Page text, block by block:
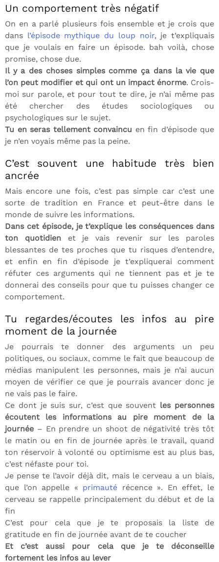
Un comportement très négatif
On en a parlé plusieurs fois ensemble et je crois que
dans l’épisode mythique du loup noir, je t’expliquais
que je voulais en faire un épisode. bah voilà, chose
promise, chose due.
Il y a des choses simples comme ça dans la vie que
l’on peut modifier et qui ont un impact énorme. Crois-
moi sur parole, et pour tout te dire, je n’ai même pas
été chercher des études sociologiques ou
psychologiques sur le sujet.
Tu en seras tellement convaincu en fin d’épisode que
je n’en voyais même pas la peine.
C’est souvent une habitude très bien
ancrée
Mais encore une fois, c’est pas simple car c’est une
sorte de tradition en France et peut-être dans le
monde de suivre les informations.
Dans cet épisode, je t’explique les conséquences dans
ton quotidienet je vais revenir sur les paroles
blessantes de tes proches que tu risques d’entendre,
et enfin en fin d’épisode je t’expliquerai comment
réfuter ces arguments qui ne tiennent pas et je te
donnerai des conseils pour que tu puisses changer ce
comportement.
Tu regardes/écoutes les infos au pire
moment de la journée
Je pourrais te donner des arguments un peu
politiques, ou sociaux, comme le fait que beaucoup de
médias manipulent les personnes, mais je n’ai aucun
moyen de vérifier ce que je pourrais avancer donc je
ne vais pas le faire.
Ce dont je suis sur, c’est que souvent les personnes
écoutent les informations au pire moment de la
journée – En prendre un shoot de négativité très tôt
le matin ou en fin de journée après le travail, quand
ton réservoir à volonté ou optimisme est au plus bas,
c’est néfaste pour toi.
Je pense te l’avoir déjà dit, mais le cerveau a un biais,
que l’on appelle « primauté récence ». En effet, le
cerveau se rappelle principalement du début et de la
fin
C’est pour cela que je te proposais la liste de
gratitude en fin de journée avant de te coucher
Et c’est aussi pour cela que je te déconseille
fortement les infos au lever